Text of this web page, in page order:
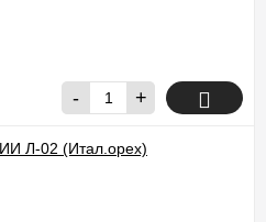
- +
Л-02 (Итал.орех)